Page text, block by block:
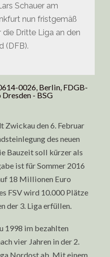
Schauer am
nun fristgemäß
Dritte Liga an den
(DFB).
Zwickau den 6. Februar
des neuen
Bauzeit soll kürzer als
ist für Sommer 2016
18 Millionen Euro
FSV wird 10.000 Plätze
der 3. Liga erfüllen.
1998 im bezahlten
vier Jahren in der 2.
Nordost ab. Mit einem